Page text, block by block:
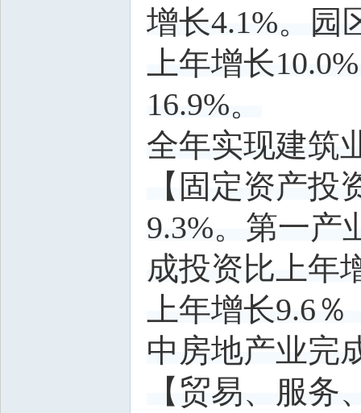
增长4.1%。园
上年增长
16.9%。
全年实现建筑
【固定资产
9.3%。第一产
成投资比上年
上年增长9.6％
中房地产业完
【贸易、服